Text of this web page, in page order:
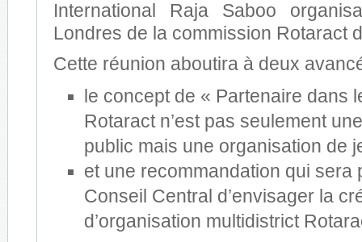
International Raja Saboo
Londres de la commission Rotaract
Cette réunion aboutira à deux
le concept de « Partenaire dans
Rotaract n’est pas seulement
public mais une organisation de
et une recommandation qui sera
Conseil Central d’envisager la
d’organisation multidistrict